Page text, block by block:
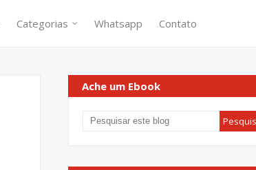
Categorias Whatsapp Contato
Ache um Ebook